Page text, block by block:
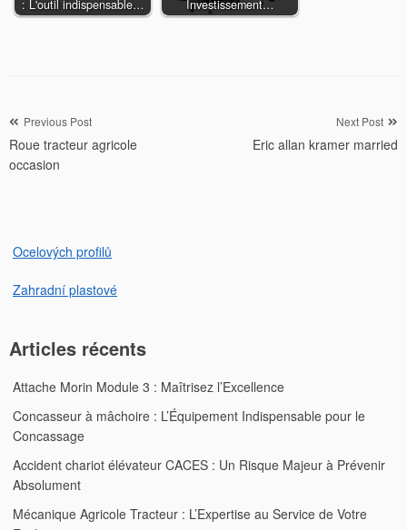
: L'outil indispensable… Investissement…
Navigation
de
l’article
Previous Post
Roue tracteur agricole
occasion
Next Post
Eric allan kramer married
Ocelových profilů
Zahradní plastové
Articles récents
Attache Morin Module 3 : Maîtrisez l’Excellence
Concasseur à mâchoire : L’Équipement Indispensable pour le
Concassage
Accident chariot élévateur CACES : Un Risque Majeur à Prévenir
Absolument
Mécanique Agricole Tracteur : L’Expertise au Service de Votre